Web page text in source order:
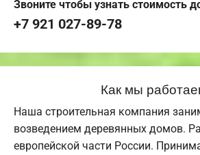
Звоните чтобы узнать стоимость
+7 921 027-89-78
Как мы
Наша строительная компания
возведением деревянных домов.
европейской части России.